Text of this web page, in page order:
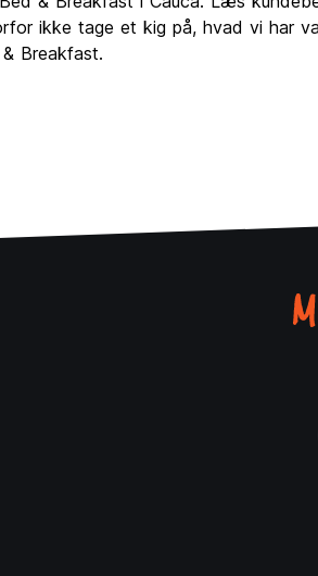
ikke tage et kig på, hvad vi har
Breakfast.